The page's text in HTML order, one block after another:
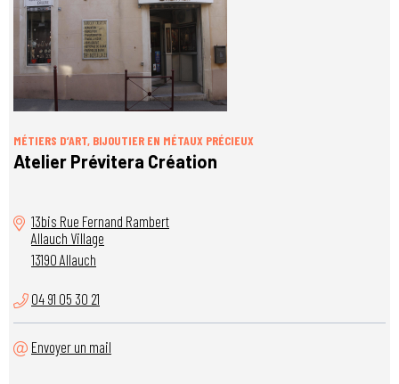
MÉTIERS D’ART, BIJOUTIER EN MÉTAUX PRÉCIEUX
Atelier Prévitera Création
13bis Rue Fernand Rambert
Allauch Village
13190 Allauch
04 91 05 30 21
Envoyer un mail